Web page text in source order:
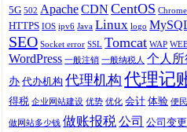
5G 502 ApacheCDN CentOS Chrome
HTTPS IOS ipv6 Java Linux logo
SEO Socket error SSL Tomcat WAP
WordPress 一般注销 一般纳税人 个人
办 代办机构 代理机构 代理记
得税 企业网站建设 优势 优化 会计 体验 便民
做网站多少钱 做账报税公司 公司变更